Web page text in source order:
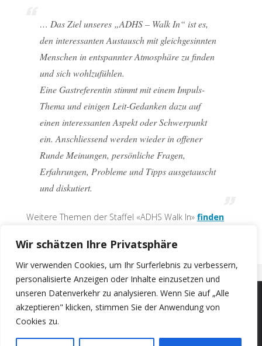
Wir schätzen Ihre Privatsphäre
Wir verwenden Cookies, um Ihr Surferlebnis zu verbessern,
personalisierte Anzeigen oder Inhalte einzusetzen und
unseren Datenverkehr zu analysieren. Wenn Sie auf „Alle
akzeptieren" klicken, stimmen Sie der Anwendung von
Cookies zu.
… Das Ziel unseres „ADHS – Walk In“ ist es,
den interessanten Austausch mit gleichgesinnten
Menschen in entspannter Atmosphäre zu finden
und sich wohlzufühlen.
Eine Gastreferentin stimmt mit einem Impuls-
Thema und einigen Leit-Gedanken dazu auf
einen interessanten Aspekt oder Schwerpunkt
ein. Anschliessend werden wieder in offener
Runde Meinungen, persönliche Fragen,
Erfahrungen, Probleme und Tipps ausgetauscht
und diskutiert.
Weitere Themen der Staffel «ADHS Walk In» finden